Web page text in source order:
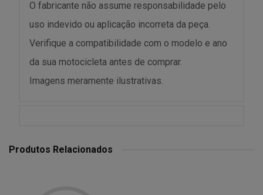
O fabricante não assume responsabilidade pelo
uso indevido ou aplicação incorreta da peça.
Verifique a compatibilidade com o modelo e ano
da sua motocicleta antes de comprar.
Imagens meramente ilustrativas.
Produtos Relacionados